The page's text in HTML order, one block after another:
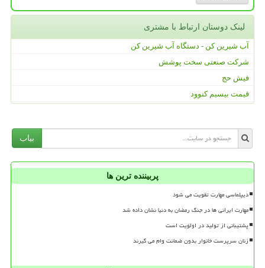
لینک دوستان ارتباط با مشتری
آب شیرین کن - دستگاه آب شیرین کن
شرکت صنعتی سخت پوشش
فیش حج
قیمت بیسیم کنوود
بیاب
پربیننده ترین ها
دیپلماسی مهارت تقویت می شود
مهارت ایرانی ها در جنگ رمضان به دنیا نشان داده شد
پشتیبانی از تولید در اولویت است
زنان سرپرست خانوار بدون ضمانت وام می گیرند